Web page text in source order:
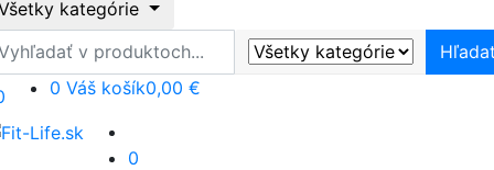
kategórie
0 Váš košík0,00 €
0